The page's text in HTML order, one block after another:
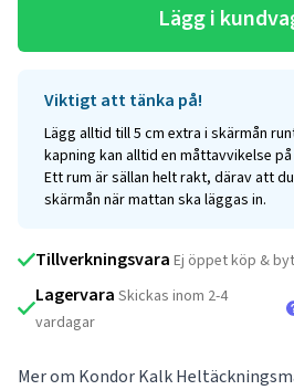
Lägg i
Viktigt att tänka på!
Lägg alltid till 5 cm extra i skärmån
kapning kan alltid en måttavvikelse
Ett rum är sällan helt rakt, därav att
skärmån när mattan ska läggas in.
Tillverkningsvara Ej öppet köp &
Lagervara Skickas inom 2-4
vardagar
Mer om Kondor Kalk